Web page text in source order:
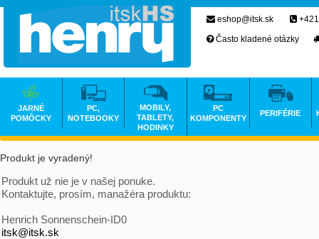
Produkt je vyradený!
Produkt už nie je v našej ponuke.
Kontaktujte, prosím, manažéra produktu:
Henrich Sonnenschein-ID0
itsk@itsk.sk
eshop@itsk.sk
Často kladené otázky
JARNÉ
POMÔCKY
PC,
NOTEBOOKY
MOBILY,
TABLETY,
HODINKY
PC
KOMPONENTY
PERIFÉRIE